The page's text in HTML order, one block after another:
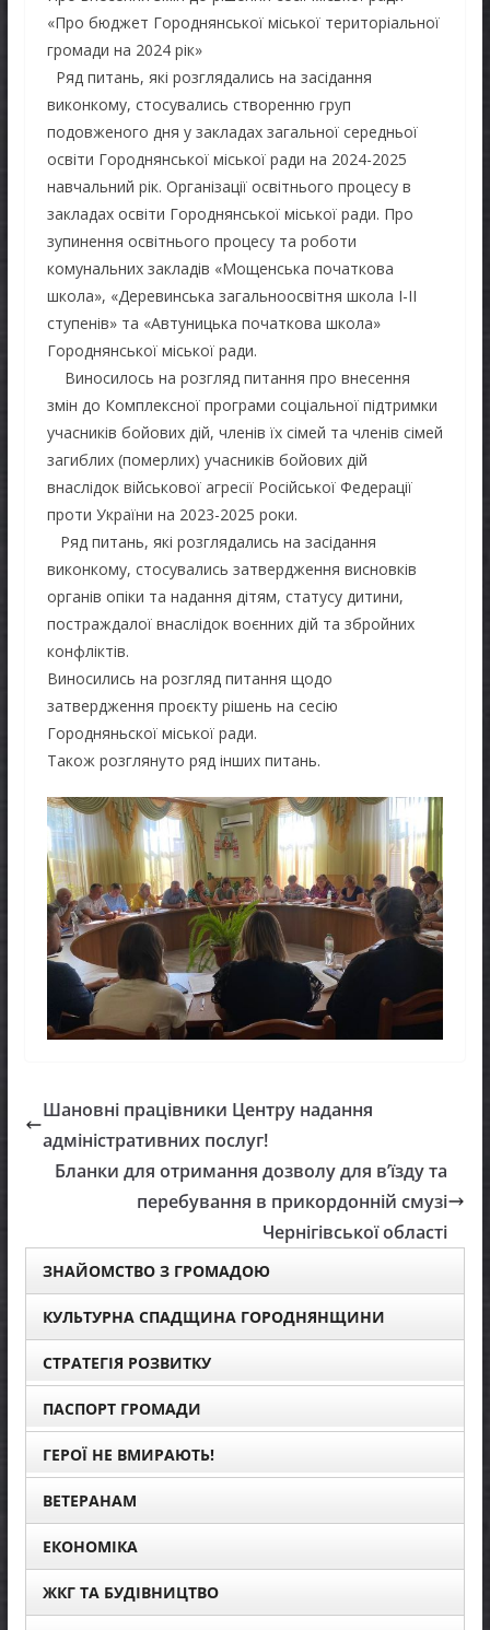
«Про бюджет Городнянської міської територіальної
громади на 2024 рік»
Ряд питань, які розглядались на засідання
виконкому, стосувались створенню груп
подовженого дня у закладах загальної середньої
освіти Городнянської міської ради на 2024-2025
навчальний рік. Організації освітнього процесу в
закладах освіти Городнянської міської ради. Про
зупинення освітнього процесу та роботи
комунальних закладів «Мощенська початкова
школа», «Деревинська загальноосвітня школа І-ІІ
ступенів» та «Автуницька початкова школа»
Городнянської міської ради.
Виносилось на розгляд питання про внесення
змін до Комплексної програми соціальної підтримки
учасників бойових дій, членів їх сімей та членів сімей
загиблих (померлих) учасників бойових дій
внаслідок військової агресії Російської Федерації
проти України на 2023-2025 роки.
Ряд питань, які розглядались на засідання
виконкому, стосувались затвердження висновків
органів опіки та надання дітям, статусу дитини,
постраждалої внаслідок воєнних дій та збройних
конфліктів.
Виносились на розгляд питання щодо
затвердження проєкту рішень на сесію
Городняньскої міської ради.
Також розглянуто ряд інших питань.
Шановні працівники Центру надання
адміністративних послуг!
Бланки для отримання дозволу для в’їзду та
перебування в прикордонній смузі
Чернігівської області
ЗНАЙОМСТВО З ГРОМАДОЮ
КУЛЬТУРНА СПАДЩИНА ГОРОДНЯНЩИНИ
СТРАТЕГІЯ РОЗВИТКУ
ПАСПОРТ ГРОМАДИ
ГЕРОЇ НЕ ВМИРАЮТЬ!
ВЕТЕРАНАМ
ЕКОНОМІКА
ЖКГ ТА БУДІВНИЦТВО